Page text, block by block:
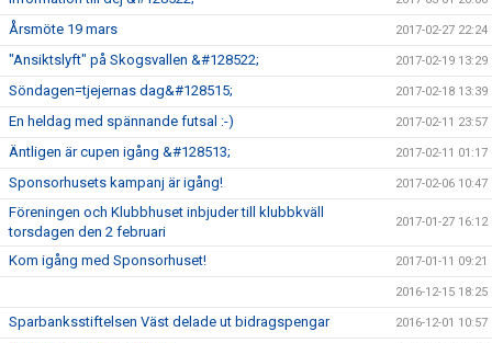
Årsmöte 19 mars 2017-02-27 22:24
"Ansiktslyft" på Skogsvallen &#128522; 2017-02-19 13:29
Söndagen=tjejernas dag&#128515; 2017-02-18 13:39
En heldag med spännande futsal :-) 2017-02-11 23:57
Äntligen är cupen igång &#128513; 2017-02-11 01:17
Sponsorhusets kampanj är igång! 2017-02-06 10:47
Föreningen och Klubbhuset inbjuder till klubbkväll
torsdagen den 2 februari
2017-01-27 16:12
Kom igång med Sponsorhuset! 2017-01-11 09:21
2016-12-15 18:25
Sparbanksstiftelsen Väst delade ut bidragspengar 2016-12-01 10:57